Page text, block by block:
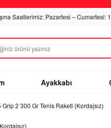
Saatlerimiz: Pazartesi – Cumartesi:
Ayakkabı
2 300 Gr Tenis Raketi (Kordajsız)